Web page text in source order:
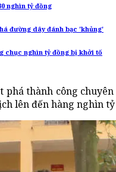
nghìn tỷ đồng
đường dây đánh bạc 'khủng'
chục nghìn tỷ đồng bị khởi tố
thành công
lên đến hàng nghìn